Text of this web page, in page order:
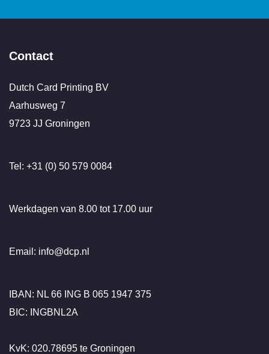
Contact
Dutch Card Printing BV
Aarhusweg 7
9723 JJ Groningen
Tel: +31 (0) 50 579 0084
Werkdagen van 8.00 tot 17.00 uur
Email: info@dcp.nl
IBAN: NL 66 ING B 065 1947 375
BIC: INGBNL2A
KvK: 020.78695 te Groningen